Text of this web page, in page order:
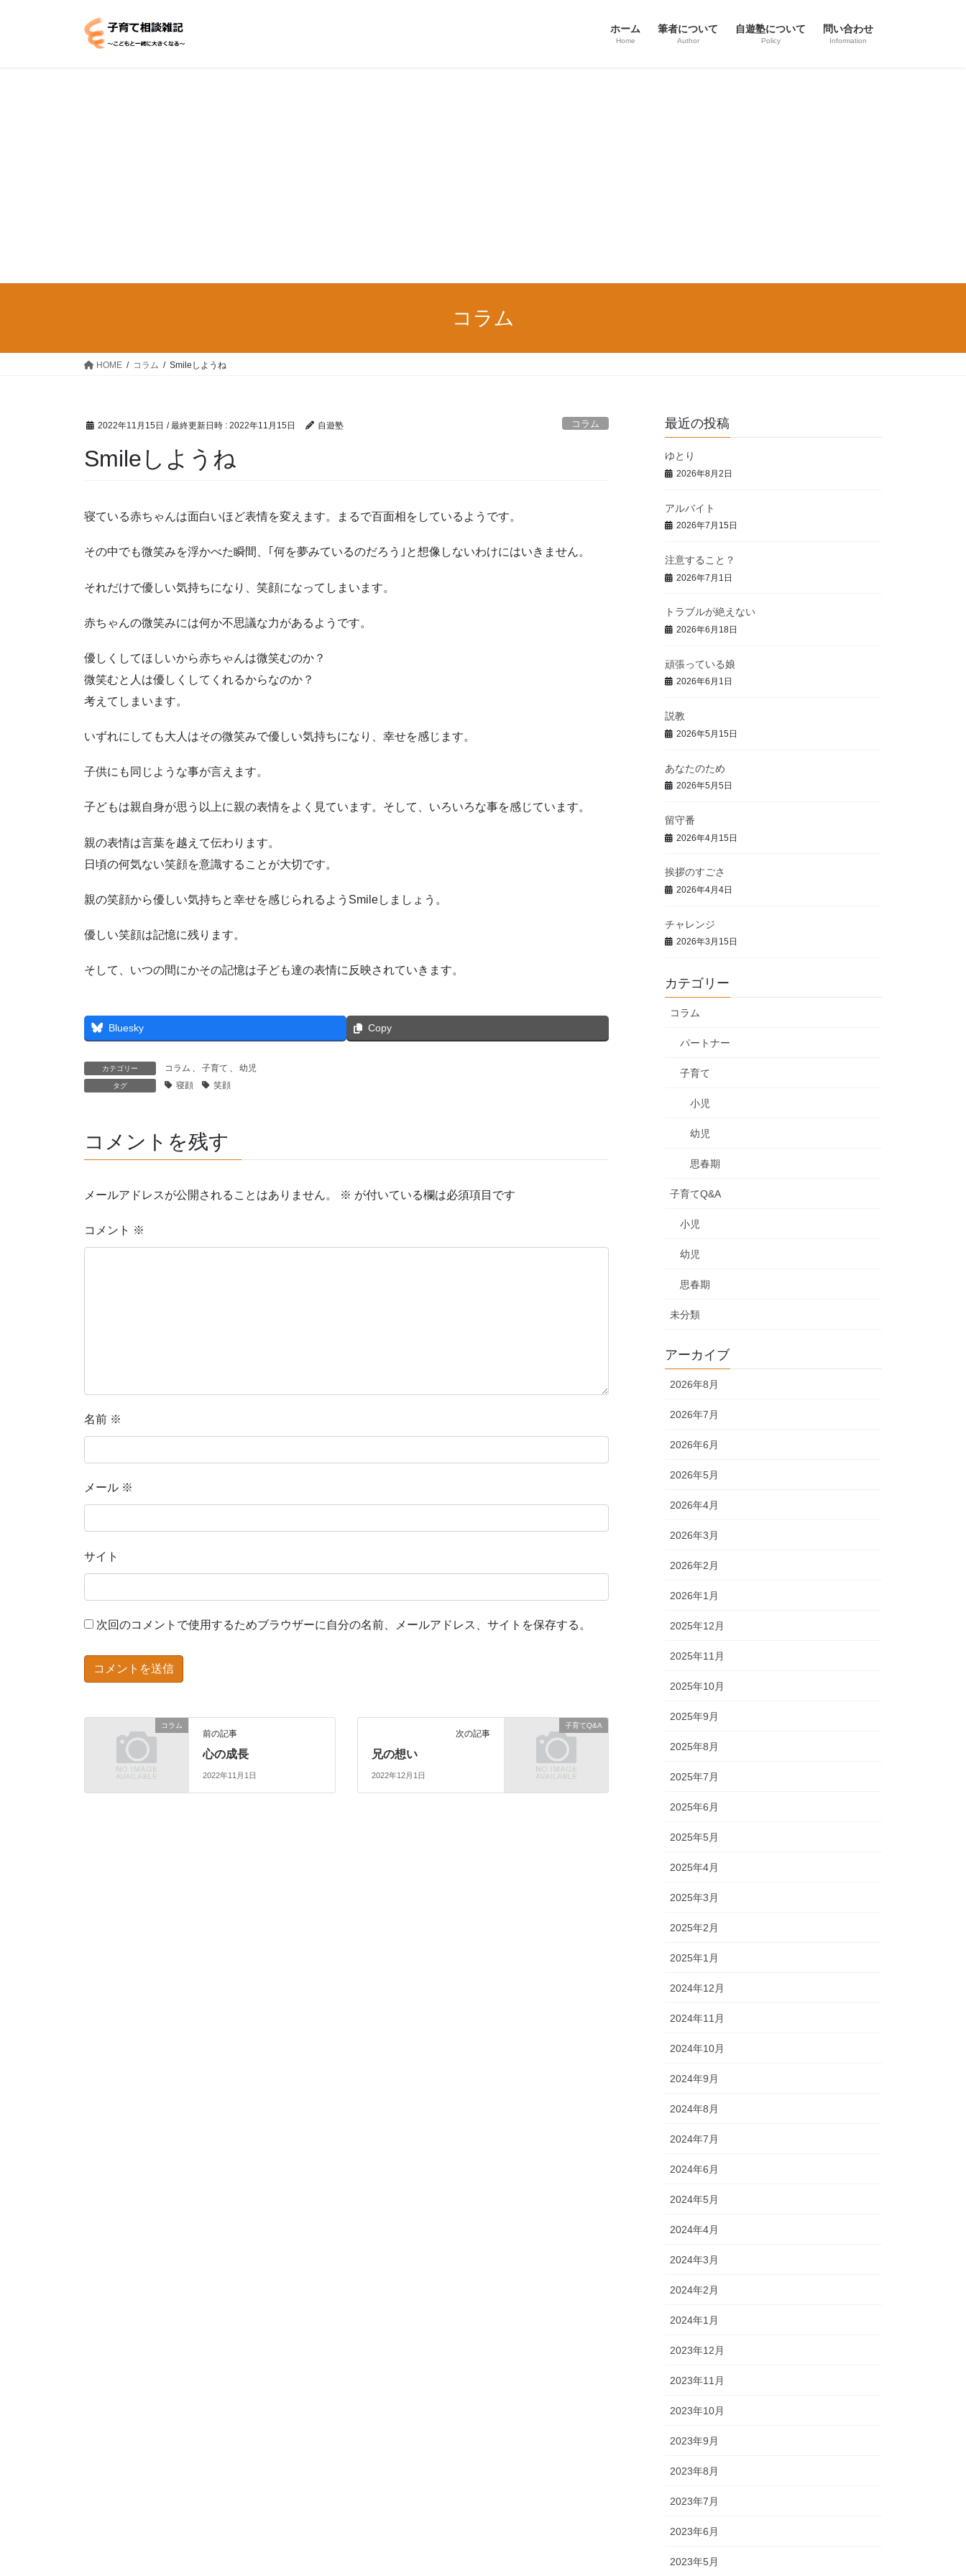
ホーム
Home
筆者について
Author
自遊塾について
Policy
問い合わせ
Information
コラム
HOME コラム Smileしようね
2022年11月15日 / 最終更新日時 : 2022年11月15日 自遊塾 コラム
Smileしようね
寝ている赤ちゃんは面白いほど表情を変えます。まるで百面相をしているようです。
その中でも微笑みを浮かべた瞬間、｢何を夢みているのだろう｣と想像しないわけにはいきません。
それだけで優しい気持ちになり、笑顔になってしまいます。
赤ちゃんの微笑みには何か不思議な力があるようです。
優しくしてほしいから赤ちゃんは微笑むのか？
微笑むと人は優しくしてくれるからなのか？
考えてしまいます。
いずれにしても大人はその微笑みで優しい気持ちになり、幸せを感じます。
子供にも同じような事が言えます。
子どもは親自身が思う以上に親の表情をよく見ています。そして、いろいろな事を感じています。
親の表情は言葉を越えて伝わります。
日頃の何気ない笑顔を意識することが大切です。
親の笑顔から優しい気持ちと幸せを感じられるようSmileしましょう。
優しい笑顔は記憶に残ります。
そして、いつの間にかその記憶は子ども達の表情に反映されていきます。
Bluesky Copy
カテゴリー コラム 、 子育て 、 幼児
タグ 寝顔 笑顔
コメントを残す
メールアドレスが公開されることはありません。 ※ が付いている欄は必須項目です
コメント ※
名前 ※
メール ※
サイト
次回のコメントで使用するためブラウザーに自分の名前、メールアドレス、サイトを保存する。
コラム
前の記事
心の成長
2022年11月1日
子育てQ&A
次の記事
兄の想い
2022年12月1日
最近の投稿
ゆとり
2026年8月2日
アルバイト
2026年7月15日
注意すること？
2026年7月1日
トラブルが絶えない
2026年6月18日
頑張っている娘
2026年6月1日
説教
2026年5月15日
あなたのため
2026年5月5日
留守番
2026年4月15日
挨拶のすごさ
2026年4月4日
チャレンジ
2026年3月15日
カテゴリー
コラム
パートナー
子育て
小児
幼児
思春期
子育てQ&A
小児
幼児
思春期
未分類
アーカイブ
2026年8月
2026年7月
2026年6月
2026年5月
2026年4月
2026年3月
2026年2月
2026年1月
2025年12月
2025年11月
2025年10月
2025年9月
2025年8月
2025年7月
2025年6月
2025年5月
2025年4月
2025年3月
2025年2月
2025年1月
2024年12月
2024年11月
2024年10月
2024年9月
2024年8月
2024年7月
2024年6月
2024年5月
2024年4月
2024年3月
2024年2月
2024年1月
2023年12月
2023年11月
2023年10月
2023年9月
2023年8月
2023年7月
2023年6月
2023年5月